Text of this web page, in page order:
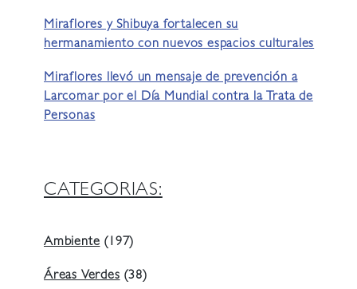
Miraflores y Shibuya fortalecen su
hermanamiento con nuevos espacios culturales
Miraflores llevó un mensaje de prevención a
Larcomar por el Día Mundial contra la Trata de
Personas
CATEGORIAS:
Ambiente(197)
Áreas Verdes(38)